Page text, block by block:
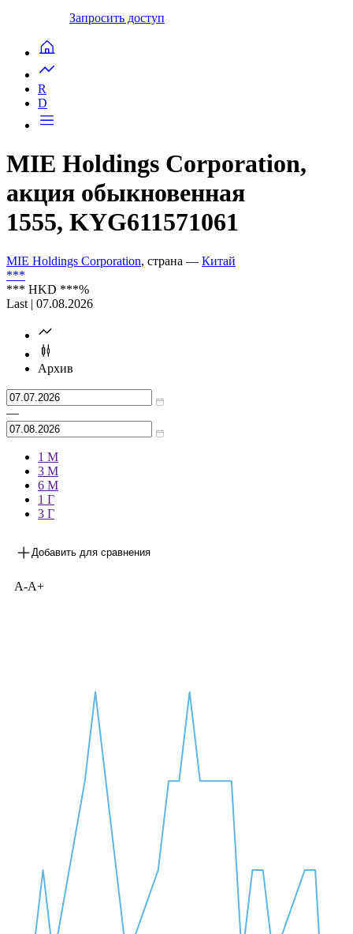
Запросить доступ
R
D
MIE Holdings Corporation,
акция обыкновенная
1555, KYG611571061
MIE Holdings Corporation, страна — Китай
***
*** HKD ***%
Last | 07.08.2026
Архив
—
1 М
3 М
6 М
1 Г
3 Г
Добавить для сравнения